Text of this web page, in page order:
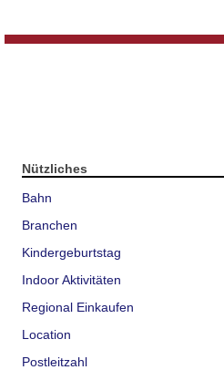
Nützliches
Bahn
Branchen
Kindergeburtstag
Indoor Aktivitäten
Regional Einkaufen
Location
Postleitzahl